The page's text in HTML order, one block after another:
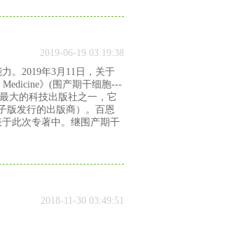
2019-06-19 03:19:38
。2019年3月11日，关于
Medicine》(围产期干细胞---
大的科技出版社之一，它
版发行的出版商）。百恩
此次专著中。继围产期干
2018-11-30 03:49:51